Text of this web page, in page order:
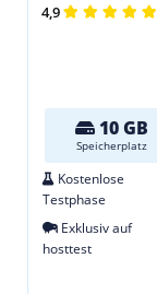
4,9
10 GB
Speicherplatz
Kostenlose
Testphase
Exklusiv auf
hosttest